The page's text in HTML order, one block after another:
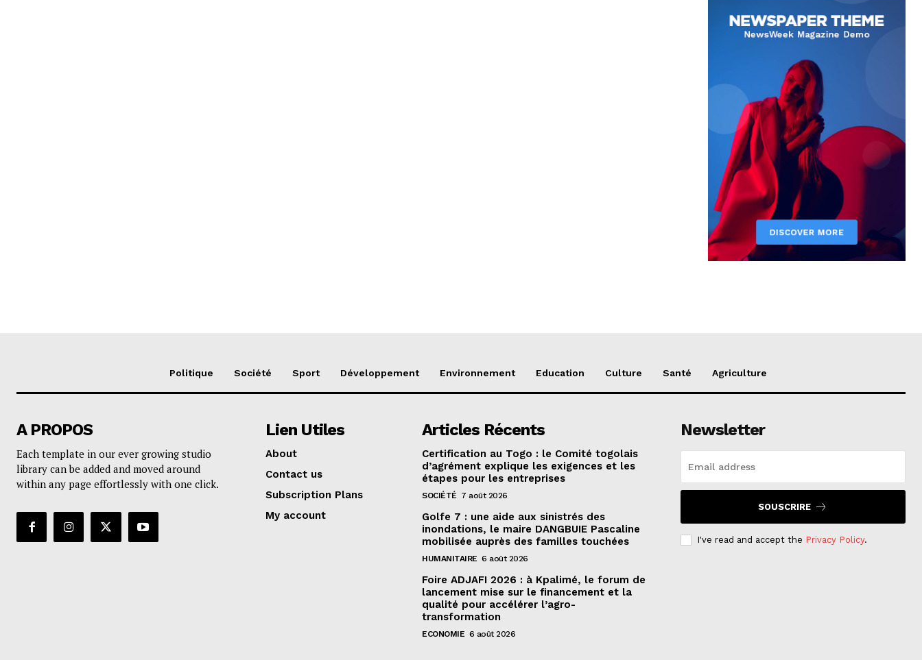
Politique Société Sport Développement Environnement Education Culture Santé Agriculture
A PROPOS
Each template in our ever growing studio
library can be added and moved around
within any page effortlessly with one click.
Lien Utiles
About
Contact us
Subscription Plans
My account
Articles Récents
Certification au Togo : le Comité togolais
d’agrément explique les exigences et les
étapes pour les entreprises
SOCIÉTÉ 7 août 2026
Golfe 7 : une aide aux sinistrés des
inondations, le maire DANGBUIE Pascaline
mobilisée auprès des familles touchées
HUMANITAIRE 6 août 2026
Foire ADJAFI 2026 : à Kpalimé, le forum de
lancement mise sur le financement et la
qualité pour accélérer l’agro-
transformation
ECONOMIE 6 août 2026
Newsletter
SOUSCRIRE
I've read and accept the Privacy Policy.